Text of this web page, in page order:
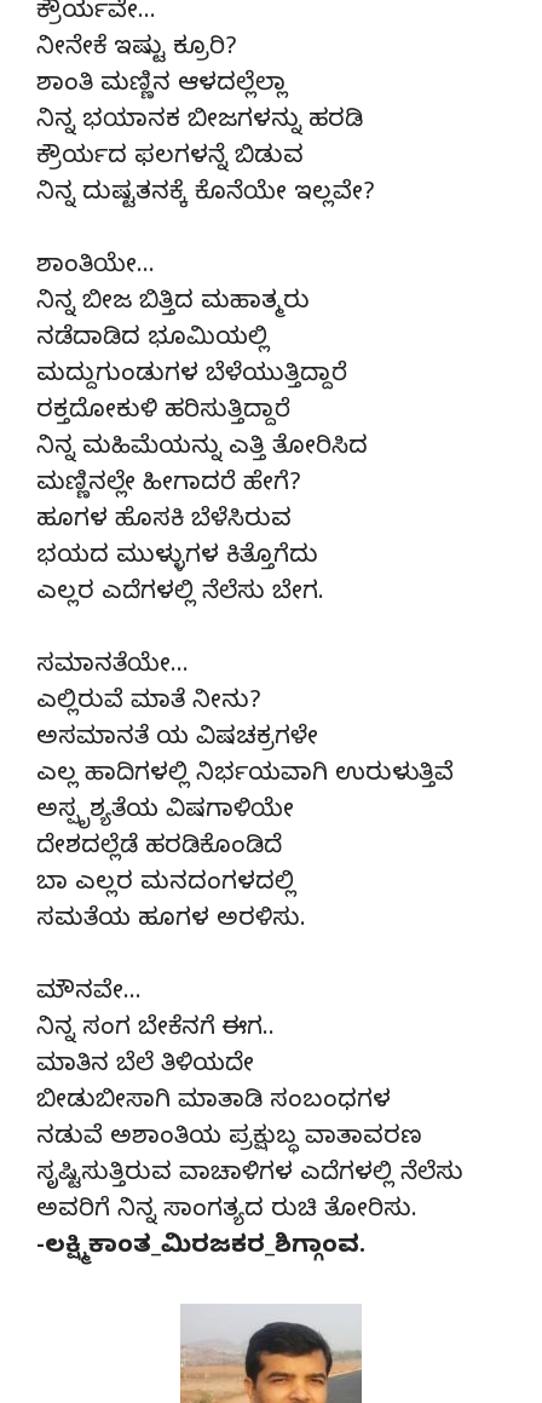
ಕ್ರೌರ್ಯವೇ…
ನೀನೇಕೆ ಇಷ್ಟು ಕ್ರೂರಿ?
ಶಾಂತಿ ಮಣ್ಣಿನ ಆಳದಲ್ಲೆಲ್ಲಾ
ನಿನ್ನ ಭಯಾನಕ ಬೀಜಗಳನ್ನು ಹರಡಿ
ಕ್ರೌರ್ಯದ ಫಲಗಳನ್ನೆ ಬಿಡುವ
ನಿನ್ನ ದುಷ್ಟತನಕ್ಕೆ ಕೊನೆಯೇ ಇಲ್ಲವೇ?
ಶಾಂತಿಯೇ…
ನಿನ್ನ ಬೀಜ ಬಿತ್ತಿದ ಮಹಾತ್ಮರು
ನಡೆದಾಡಿದ ಭೂಮಿಯಲ್ಲಿ
ಮದ್ದುಗುಂಡುಗಳ ಬೆಳೆಯುತ್ತಿದ್ದಾರೆ
ರಕ್ತದೋಕುಳಿ ಹರಿಸುತ್ತಿದ್ದಾರೆ
ನಿನ್ನ ಮಹಿಮೆಯನ್ನು ಎತ್ತಿ ತೋರಿಸಿದ
ಮಣ್ಣಿನಲ್ಲೇ ಹೀಗಾದರೆ ಹೇಗೆ?
ಹೂಗಳ ಹೊಸಕಿ ಬೆಳೆಸಿರುವ
ಭಯದ ಮುಳ್ಳುಗಳ ಕಿತ್ತೊಗೆದು
ಎಲ್ಲರ ಎದೆಗಳಲ್ಲಿ ನೆಲೆಸು ಬೇಗ.
ಸಮಾನತೆಯೇ…
ಎಲ್ಲಿರುವೆ ಮಾತೆ ನೀನು?
ಅಸಮಾನತೆ ಯ ವಿಷಚಕ್ರಗಳೇ
ಎಲ್ಲ ಹಾದಿಗಳಲ್ಲಿ ನಿರ್ಭಯವಾಗಿ ಉರುಳುತ್ತಿವೆ
ಅಸ್ಪೃಶ್ಯತೆಯ ವಿಷಗಾಳಿಯೇ
ದೇಶದಲ್ಲೆಡೆ ಹರಡಿಕೊಂಡಿದೆ
ಬಾ ಎಲ್ಲರ ಮನದಂಗಳದಲ್ಲಿ
ಸಮತೆಯ ಹೂಗಳ ಅರಳಿಸು.
ಮೌನವೇ…
ನಿನ್ನ ಸಂಗ ಬೇಕೆನಗೆ ಈಗ..
ಮಾತಿನ ಬೆಲೆ ತಿಳಿಯದೇ
ಬೀಡುಬೀಸಾಗಿ ಮಾತಾಡಿ ಸಂಬಂಧಗಳ
ನಡುವೆ ಅಶಾಂತಿಯ ಪ್ರಕ್ಷುಬ್ಧ ವಾತಾವರಣ
ಸೃಷ್ಟಿಸುತ್ತಿರುವ ವಾಚಾಳಿಗಳ ಎದೆಗಳಲ್ಲಿ ನೆಲೆಸು
ಅವರಿಗೆ ನಿನ್ನ ಸಾಂಗತ್ಯದ ರುಚಿ ತೋರಿಸು.
-ಲಕ್ಷ್ಮಿಕಾಂತ_ಮಿರಜಕರ_ಶಿಗ್ಗಾಂವ.